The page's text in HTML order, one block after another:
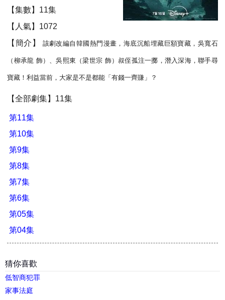
【集數】11集
【人氣】1072
【簡介】 該劇改編自韓國熱門漫畫，海底沉船埋藏巨額寶藏，吳寬石
（柳承龍 飾）、吳熙東（梁世宗 飾）叔侄孤注一擲，潛入深海，聯手尋
寶藏！利益當前，大家是不是都能「有錢一齊賺」？
【全部劇集】11集
第11集
第10集
第9集
第8集
第7集
第6集
第05集
第04集
猜你喜歡
低智商犯罪
家事法庭